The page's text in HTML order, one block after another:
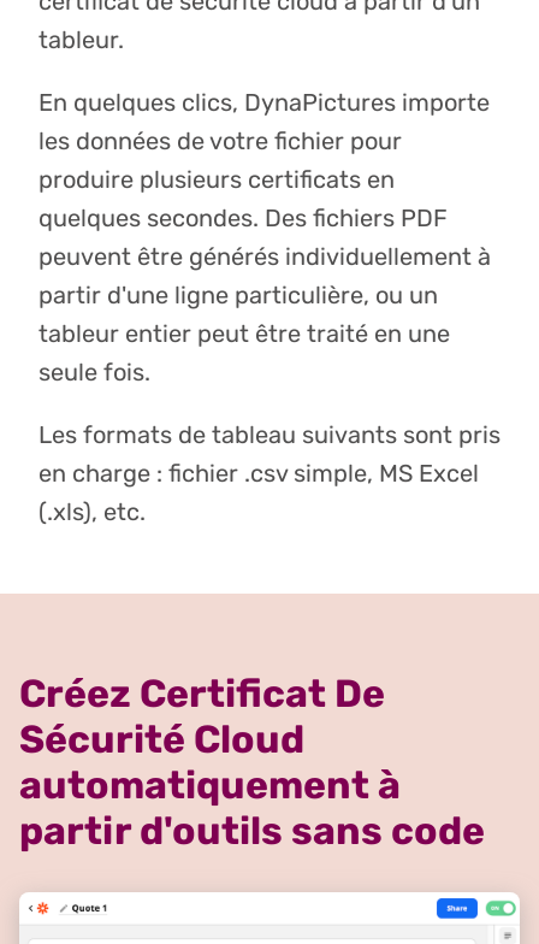
tableur.
En quelques clics, DynaPictures importe
les données de votre fichier pour
produire plusieurs certificats en
quelques secondes. Des fichiers PDF
peuvent être générés individuellement à
partir d'une ligne particulière, ou un
tableur entier peut être traité en une
seule fois.
Les formats de tableau suivants sont pris
en charge : fichier .csv simple, MS Excel
(.xls), etc.
Créez Certificat De
Sécurité Cloud
automatiquement à
partir d'outils sans code